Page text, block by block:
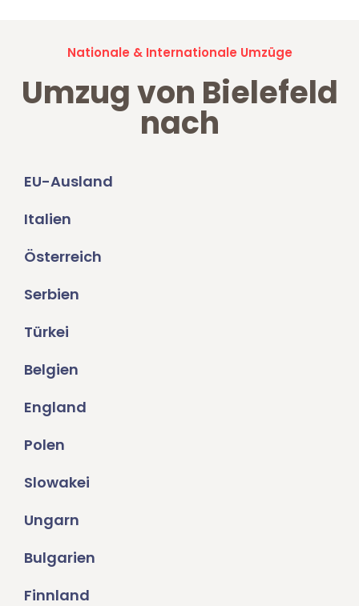
Nationale & Internationale Umzüge
Umzug von Bielefeld
nach
EU-Ausland
Italien
Österreich
Serbien
Türkei
Belgien
England
Polen
Slowakei
Ungarn
Bulgarien
Finnland